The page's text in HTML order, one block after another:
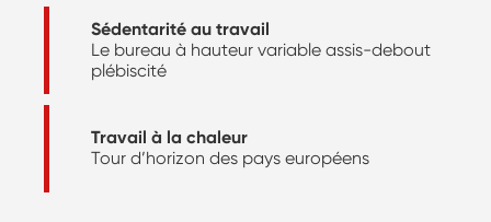
Sédentarité au travail
Le bureau à hauteur variable assis-debout
plébiscité
Travail à la chaleur
Tour d’horizon des pays européens